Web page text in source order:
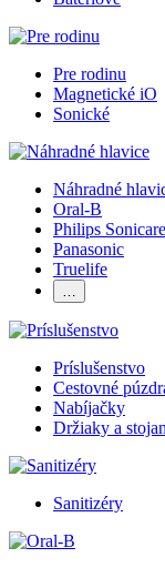
Pre rodinu
Magnetické iO
Sonické
Náhradné
Oral-B
Philips Sonicare
Panasonic
Truelife
…
Príslušenstvo
Cestovné
Nabíjačky
Držiaky a
Sanitizéry